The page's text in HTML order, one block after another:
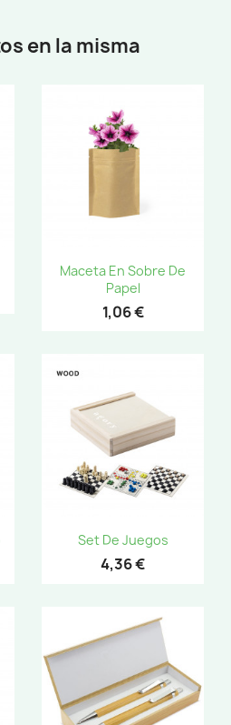
en la misma
Maceta En Sobre De
Papel
1,06 €
Set De Juegos
4,36 €